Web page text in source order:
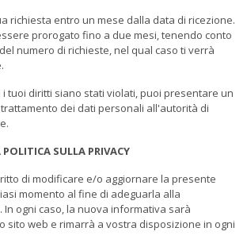
richiesta entro un mese dalla data di ricezione.
prorogato fino a due mesi, tenendo conto
numero di richieste, nel qual caso ti verrà
tuoi diritti siano stati violati, puoi presentare un
dei dati personali all'autorità di
SULLA PRIVACY
di modificare e/o aggiornare la presente
momento al fine di adeguarla alla
In ogni caso, la nuova informativa sarà
sito web e rimarrà a vostra disposizione in ogni